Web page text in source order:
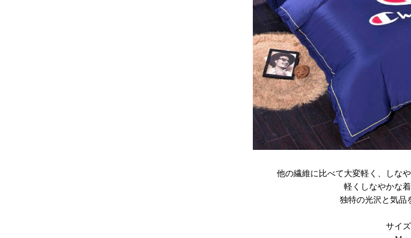
他の繊維に比べて大変軽く、しな
軽くしなやかな着
独特の光沢と気品
サイズ